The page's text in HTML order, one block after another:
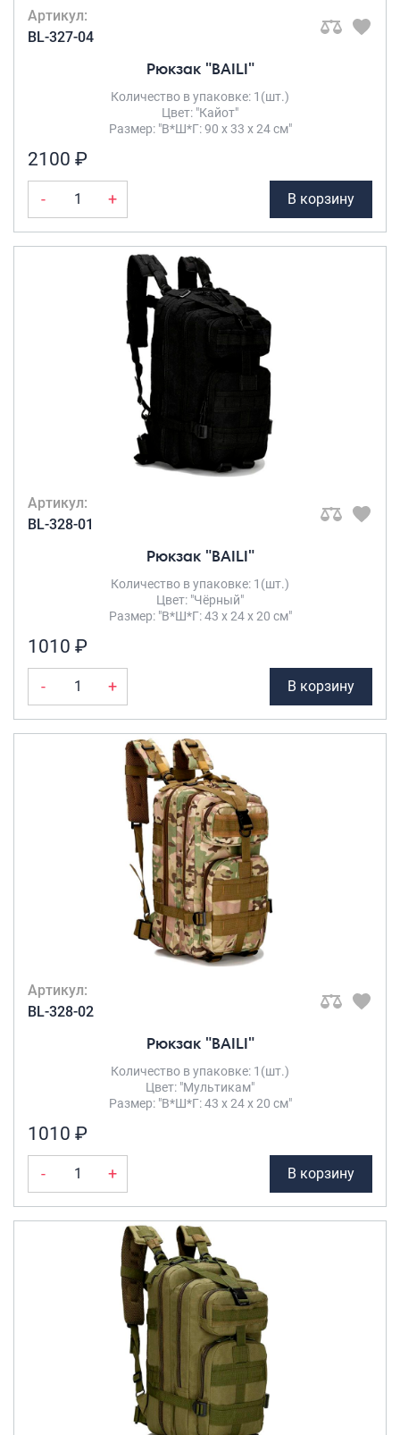
Артикул:
BL-327-04
Рюкзак "BAILI"
Количество в упаковке: 1(шт.)
Цвет: "Кайот"
Размер: "В*Ш*Г: 90 х 33 х 24 см"
2100 ₽
- + В корзину
Артикул:
BL-328-01
Рюкзак "BAILI"
Количество в упаковке: 1(шт.)
Цвет: "Чёрный"
Размер: "В*Ш*Г: 43 х 24 х 20 см"
1010 ₽
- + В корзину
Артикул:
BL-328-02
Рюкзак "BAILI"
Количество в упаковке: 1(шт.)
Цвет: "Мультикам"
Размер: "В*Ш*Г: 43 х 24 х 20 см"
1010 ₽
- + В корзину